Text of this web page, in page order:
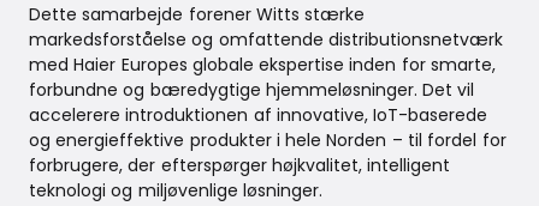
Dette samarbejde forener Witts stærke
markedsforståelse og omfattende distributionsnetværk
med Haier Europes globale ekspertise inden for smarte,
forbundne og bæredygtige hjemmeløsninger. Det vil
accelerere introduktionen af innovative, IoT-baserede
og energieffektive produkter i hele Norden – til fordel for
forbrugere, der efterspørger højkvalitet, intelligent
teknologi og miljøvenlige løsninger.